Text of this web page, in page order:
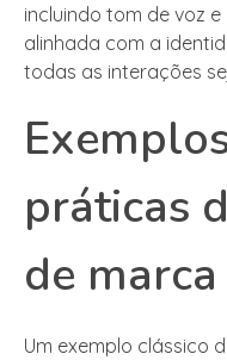
incluindo tom de voz
alinhada com a
todas as interações
práticas
de marca
Um exemplo clássico